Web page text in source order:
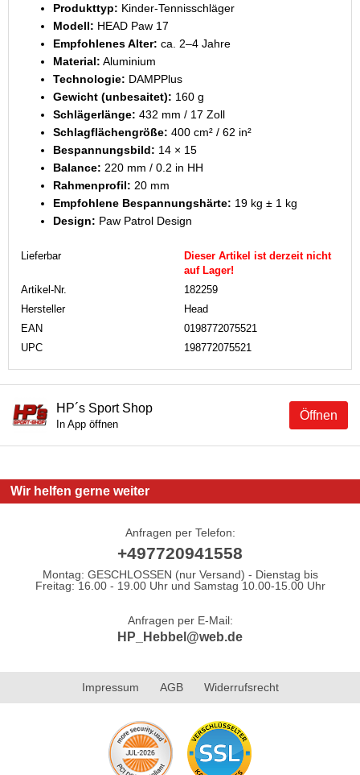
Produkttyp: Kinder-Tennisschläger
Modell: HEAD Paw 17
Empfohlenes Alter: ca. 2–4 Jahre
Material: Aluminium
Technologie: DAMPPlus
Gewicht (unbesaitet): 160 g
Schlägerlänge: 432 mm / 17 Zoll
Schlagflächengröße: 400 cm² / 62 in²
Bespannungsbild: 14 × 15
Balance: 220 mm / 0.2 in HH
Rahmenprofil: 20 mm
Empfohlene Bespannungshärte: 19 kg ± 1 kg
Design: Paw Patrol Design
Lieferbar
Dieser Artikel ist derzeit nicht
auf Lager!
Artikel-Nr.
182259
Hersteller
Head
EAN
0198772075521
UPC
198772075521
Öffnen
HP´s Sport Shop
In App öffnen
Wir helfen gerne weiter
Anfragen per Telefon:
+497720941558
Montag: GESCHLOSSEN (nur Versand) - Dienstag bis
Freitag: 16.00 - 19.00 Uhr und Samstag 10.00-15.00 Uhr
Anfragen per E-Mail:
HP_Hebbel@web.de
Impressum AGB Widerrufsrecht